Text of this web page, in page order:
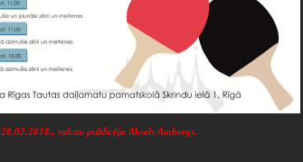
28.02.2018., rakstu publicēja Aksels Ambergs.